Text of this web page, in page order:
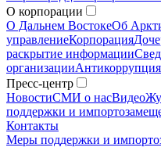
О корпорации
О Дальнем ВостокеОб
управлениеКорпорация
раскрытие информации
организацииАнтикоррупция
Пресс-центр
НовостиСМИ о насВидео
поддержки и
Контакты
Меры поддержки и